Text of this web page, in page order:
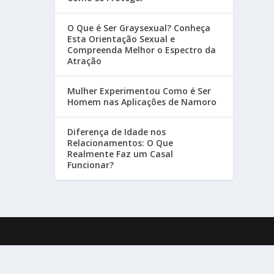
O Que é Ser Graysexual? Conheça
Esta Orientação Sexual e
Compreenda Melhor o Espectro da
Atração
Mulher Experimentou Como é Ser
Homem nas Aplicações de Namoro
Diferença de Idade nos
Relacionamentos: O Que
Realmente Faz um Casal
Funcionar?